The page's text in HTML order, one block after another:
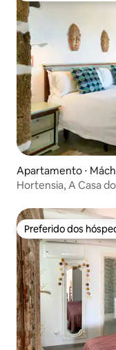
Apartamento ⋅
Hortensia, A Casa
Preferido dos
Preferido dos